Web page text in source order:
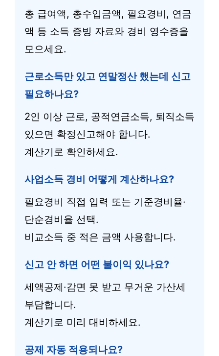
총 급여액, 총수입금액, 필요경비, 연금
액 등 소득 증빙 자료와 경비 영수증을
모으세요.
근로소득만 있고 연말정산 했는데 신고
필요하나요?
2인 이상 근로, 공적연금소득, 퇴직소득
있으면 확정신고해야 합니다.
계산기로 확인하세요.
사업소득 경비 어떻게 계산하나요?
필요경비 직접 입력 또는 기준경비율·
단순경비율 선택.
비교소득 중 적은 금액 사용합니다.
신고 안 하면 어떤 불이익 있나요?
세액공제·감면 못 받고 무거운 가산세
부담합니다.
계산기로 미리 대비하세요.
공제 자동 적용되나요?